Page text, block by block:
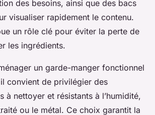
des besoins, ainsi que des bacs
visualiser rapidement le contenu.
un rôle clé pour éviter la perte de
les ingrédients.
un garde-manger fonctionnel
convient de privilégier des
à nettoyer et résistants à l’humidité,
ou le métal. Ce choix garantit la